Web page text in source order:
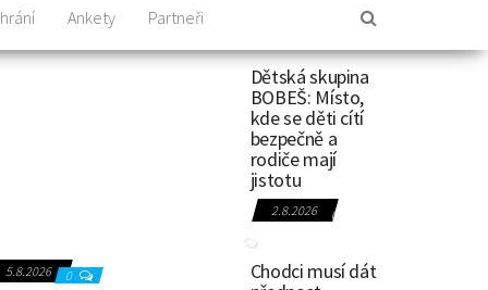
Ankety Partneři
5.8.2026 0
Dětská skupina
BOBEŠ: Místo,
kde se děti cítí
bezpečně a
rodiče mají
jistotu
2.8.2026 0
Chodci musí dát